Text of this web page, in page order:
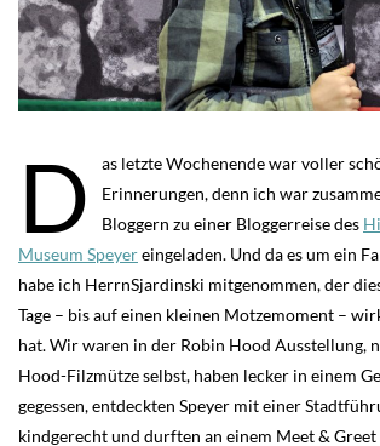
D
as letzte Wochenende war voller
Erinnerungen, denn ich war
Bloggern zu einer Bloggerreise des
Museum Speyereingeladen. Und da es um ein
habe ich HerrnSjardinski mitgenommen, der
Tage – bis auf einen kleinen Motzemoment –
hat. Wir waren in der Robin Hood Ausstellung,
Hood-Filzmütze selbst, haben lecker in einem
gegessen, entdeckten Speyer mit einer
kindgerecht und durften an einem Meet &